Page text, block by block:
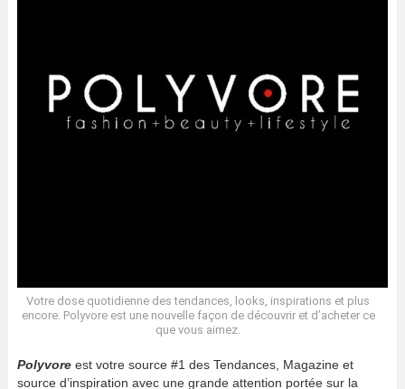
Votre dose quotidienne des tendances, looks, inspirations et plus
encore. Polyvore est une nouvelle façon de découvrir et d’acheter ce
que vous aimez.
Polyvore est votre source #1 des Tendances, Magazine et
source d’inspiration avec une grande attention portée sur la